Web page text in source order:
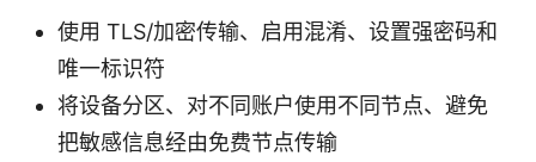
使用 TLS/加密传输、启用混淆、设置强密码和
唯一标识符
将设备分区、对不同账户使用不同节点、避免
把敏感信息经由免费节点传输